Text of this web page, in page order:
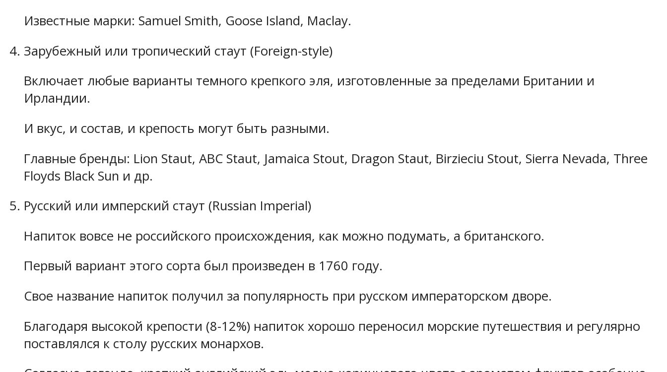
Известные марки: Samuel Smith, Goose Island, Maclay.
Зарубежный или тропический стаут (Foreign-style)
Включает любые варианты темного крепкого эля, изготовленные за пределами Британии и
Ирландии.
И вкус, и состав, и крепость могут быть разными.
Главные бренды: Lion Staut, ABC Staut, Jamaica Stout, Dragon Staut, Birzieciu Stout, Sierra Nevada, Three
Floyds Black Sun и др.
Русский или имперский стаут (Russian Imperial)
Напиток вовсе не российского происхождения, как можно подумать, а британского.
Первый вариант этого сорта был произведен в 1760 году.
Свое название напиток получил за популярность при русском императорском дворе.
Благодаря высокой крепости (8-12%) напиток хорошо переносил морские путешествия и регулярно
поставлялся к столу русских монархов.